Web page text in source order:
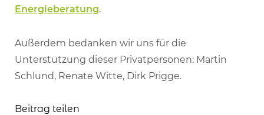
Energieberatung.
Außerdem bedanken wir uns für die
Unterstützung dieser Privatpersonen: Martin
Schlund, Renate Witte, Dirk Prigge.
Beitrag teilen